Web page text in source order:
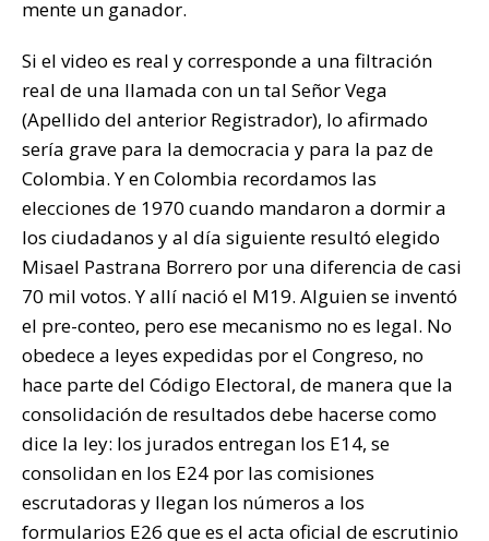
mente un ganador.
Si el video es real y corresponde a una filtración
real de una llamada con un tal Señor Vega
(Apellido del anterior Registrador), lo afirmado
sería grave para la democracia y para la paz de
Colombia. Y en Colombia recordamos las
elecciones de 1970 cuando mandaron a dormir a
los ciudadanos y al día siguiente resultó elegido
Misael Pastrana Borrero por una diferencia de casi
70 mil votos. Y allí nació el M19. Alguien se inventó
el pre-conteo, pero ese mecanismo no es legal. No
obedece a leyes expedidas por el Congreso, no
hace parte del Código Electoral, de manera que la
consolidación de resultados debe hacerse como
dice la ley: los jurados entregan los E14, se
consolidan en los E24 por las comisiones
escrutadoras y llegan los números a los
formularios E26 que es el acta oficial de escrutinio